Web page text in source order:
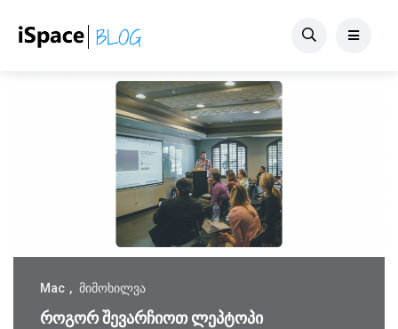
Mac მიმოხილვა
როგორ შევარჩიოთ ლეპტოპი